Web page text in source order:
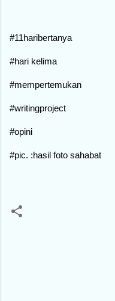
#11haribertanya
#hari kelima
#mempertemukan
#writingproject
#opini
#pic. :hasil foto sahabat